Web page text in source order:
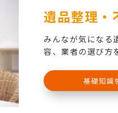
遺品整理・
みんなが気になる
容、業者の選び方
基礎知識